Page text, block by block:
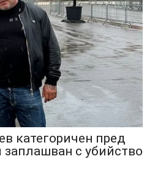
категоричен пред
заплашван с убийство